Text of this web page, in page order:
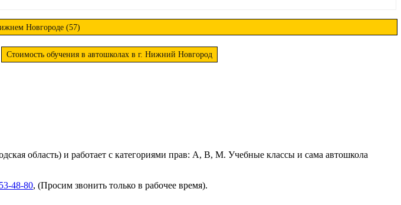
Новгороде (57)
Стоимость обучения в автошколах в г. Нижний Новгород
область) и работает с категориями прав: A, B, M. Учебные классы и сама автошкола
48-80, (Просим звонить только в рабочее время).